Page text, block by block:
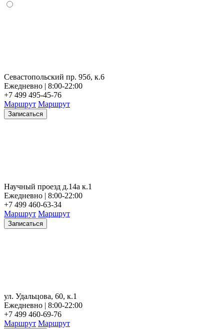
Севастопольский пр. 95б, к.6
Ежедневно | 8:00-22:00
+7 499 495-45-76
Маршрут Маршрут
Записаться
Научный проезд д.14а к.1
Ежедневно | 8:00-22:00
+7 499 460-63-34
Маршрут Маршрут
Записаться
ул. Удальцова, 60, к.1
Ежедневно | 8:00-22:00
+7 499 460-69-76
Маршрут Маршрут